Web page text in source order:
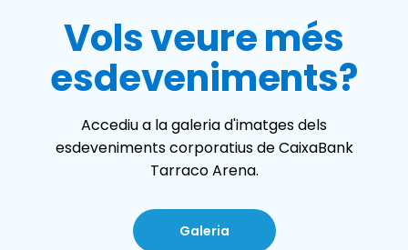
Vols veure més
esdeveniments?
Accediu a la galeria d'imatges dels
esdeveniments corporatius de CaixaBank
Tarraco Arena.
Galeria